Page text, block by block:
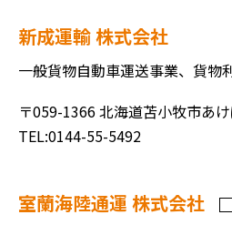
新成運輸 株式会社
一般貨物自動車運送事業、貨物
〒059-1366 北海道苫小牧市あ
TEL:0144-55-5492
室蘭海陸通運 株式会社